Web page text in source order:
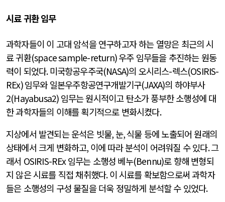
시료 귀환 임무
과학자들이 이 고대 암석을 연구하고자 하는 열망은 최근의 시
료 귀환(space sample-return)우주 임무들을 추진하는 원동
력이 되었다.미국항공우주국(NASA)의 오시리스-렉스(OSIRIS-
REx)임무와 일본우주항공연구개발기구(JAXA)의 하야부사
2(Hayabusa2) 임무는 원시적이고 탄소가 풍부한 소행성에 대
한 과학자들의 이해를 획기적으로 변화시켰다.
지상에서 발견되는 운석은 빗물, 눈,식물 등에 노출되어 원래의
상태에서 크게 변화하고, 이에 따라 분석이 어려워질 수 있다.그
래서 OSIRIS-REx임무는 소행성 베누(Bennu)로 향해 변형되
지 않은 시료를 직접 채취했다.이 시료를 확보함으로써 과학자
들은 소행성의 구성 물질을 더욱 정밀하게 분석할 수 있었다.